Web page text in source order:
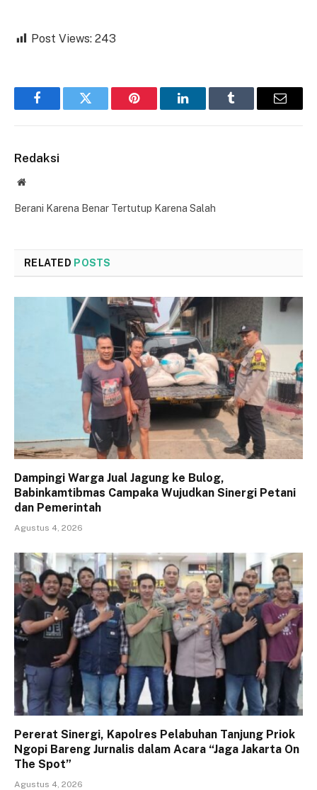
Post Views: 243
FacebookTwitter Pinterest LinkedInTumblr Email
Redaksi
Website
Berani Karena Benar Tertutup Karena Salah
RELATED POSTS
Dampingi Warga Jual Jagung ke Bulog,
Babinkamtibmas Campaka Wujudkan Sinergi Petani
dan Pemerintah
Agustus 4, 2026
Pererat Sinergi, Kapolres Pelabuhan Tanjung Priok
Ngopi Bareng Jurnalis dalam Acara “Jaga Jakarta On
The Spot”
Agustus 4, 2026